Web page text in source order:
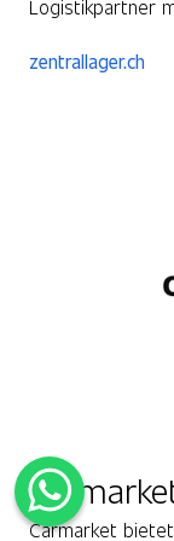
Logistikpartner
zentrallager.ch
Carmarket